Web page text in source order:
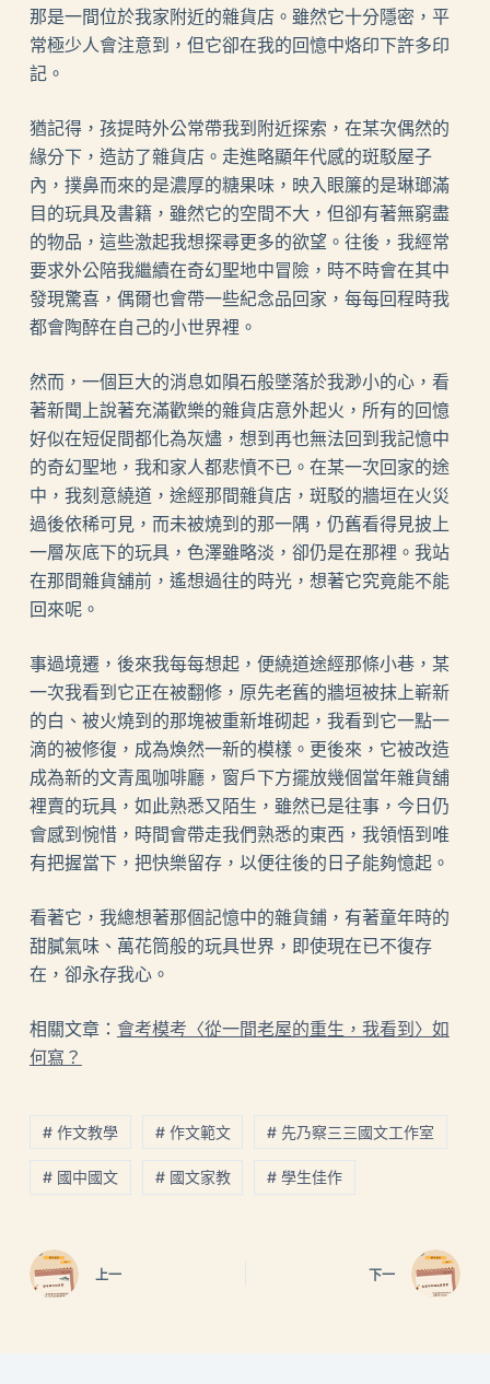
那是一間位於我家附近的雜貨店。雖然它十分隱密，平
常極少人會注意到，但它卻在我的回憶中烙印下許多印
記。
猶記得，孩提時外公常帶我到附近探索，在某次偶然的
緣分下，造訪了雜貨店。走進略顯年代感的斑駁屋子
內，撲鼻而來的是濃厚的糖果味，映入眼簾的是琳瑯滿
目的玩具及書籍，雖然它的空間不大，但卻有著無窮盡
的物品，這些激起我想探尋更多的欲望。往後，我經常
要求外公陪我繼續在奇幻聖地中冒險，時不時會在其中
發現驚喜，偶爾也會帶一些紀念品回家，每每回程時我
都會陶醉在自己的小世界裡。
然而，一個巨大的消息如隕石般墜落於我渺小的心，看
著新聞上說著充滿歡樂的雜貨店意外起火，所有的回憶
好似在短促間都化為灰燼，想到再也無法回到我記憶中
的奇幻聖地，我和家人都悲憤不已。在某一次回家的途
中，我刻意繞道，途經那間雜貨店，斑駁的牆垣在火災
過後依稀可見，而未被燒到的那一隅，仍舊看得見披上
一層灰底下的玩具，色澤雖略淡，卻仍是在那裡。我站
在那間雜貨舖前，遙想過往的時光，想著它究竟能不能
回來呢。
事過境遷，後來我每每想起，便繞道途經那條小巷，某
一次我看到它正在被翻修，原先老舊的牆垣被抹上嶄新
的白、被火燒到的那塊被重新堆砌起，我看到它一點一
滴的被修復，成為煥然一新的模樣。更後來，它被改造
成為新的文青風咖啡廳，窗戶下方擺放幾個當年雜貨舖
裡賣的玩具，如此熟悉又陌生，雖然已是往事，今日仍
會感到惋惜，時間會帶走我們熟悉的東西，我領悟到唯
有把握當下，把快樂留存，以便往後的日子能夠憶起。
看著它，我總想著那個記憶中的雜貨鋪，有著童年時的
甜膩氣味、萬花筒般的玩具世界，即使現在已不復存
在，卻永存我心。
相關文章： 會考模考〈從一間老屋的重生，我看到〉如
何寫？
# 作文教學 # 作文範文 # 先乃察三三國文工作室
# 國中國文 # 國文家教 # 學生佳作
上一 下一